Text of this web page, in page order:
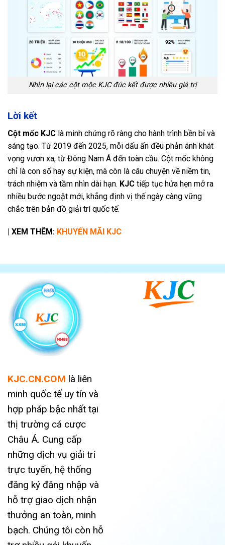
Nhìn lại các cột mộc KJC đúc kết được nhiều giá trị
Lời kết
Cột mốc KJC là minh chứng rõ ràng cho hành trình bền bỉ và
sáng tạo. Từ 2019 đến 2025, mỗi dấu ấn đều phản ánh khát
vọng vươn xa, từ Đông Nam Á đến toàn cầu. Cột mốc không
chỉ là con số hay sự kiện, mà còn là câu chuyện về niềm tin,
trách nhiệm và tầm nhìn dài hạn. KJC tiếp tục hứa hẹn mở ra
nhiều bước ngoặt mới, khẳng định vị thế ngày càng vững
chắc trên bản đồ giải trí quốc tế.
| XEM THÊM: KHUYẾN MÃI KJC
KJC.CN.COM là liên
minh quốc tế uy tín và
hợp pháp bậc nhất tại
thị trường cá cược
Châu Á. Cung cấp
những dịch vụ giải trí
trực tuyến, hệ thống
đăng ký đăng nhập và
hỗ trợ giao dịch nhận
thưởng an toàn, minh
bạch. Chúng tôi còn hỗ